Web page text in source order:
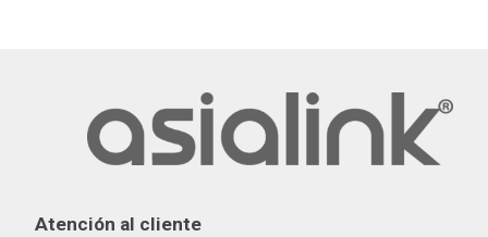
Atención al cliente